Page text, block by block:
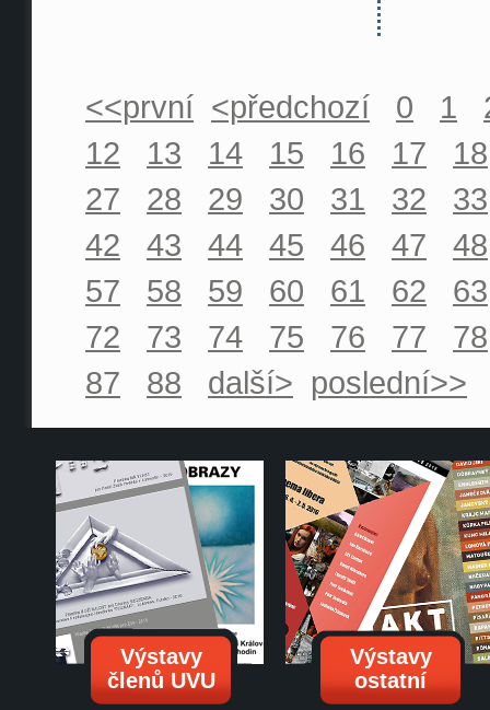
<<první <předchozí 0 1
12
13 14 15 16 17
18
27
28 29 30 31 32
33
42
43 44 45 46 47
48
57
58 59 60 61 62
63
72
73 74 75 76 77
78
87
88 další> poslední>>
Výstavy
členů UVU
Výstavy
ostatní